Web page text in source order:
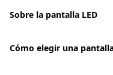
Sobre la pantalla LED
Cómo elegir una